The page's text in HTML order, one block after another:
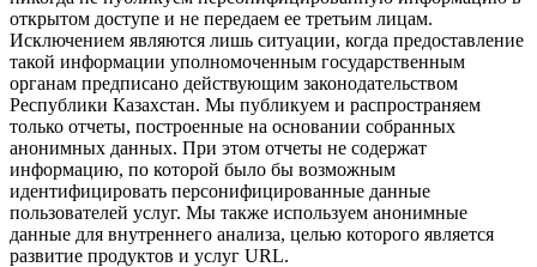
открытом доступе и не передаем ее третьим лицам.
Исключением являются лишь ситуации, когда предоставление
такой информации уполномоченным государственным
органам предписано действующим законодательством
Республики Казахстан. Мы публикуем и распространяем
только отчеты, построенные на основании собранных
анонимных данных. При этом отчеты не содержат
информацию, по которой было бы возможным
идентифицировать персонифицированные данные
пользователей услуг. Мы также используем анонимные
данные для внутреннего анализа, целью которого является
развитие продуктов и услуг URL.